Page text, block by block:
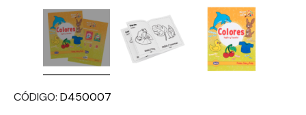
CÓDIGO D450007